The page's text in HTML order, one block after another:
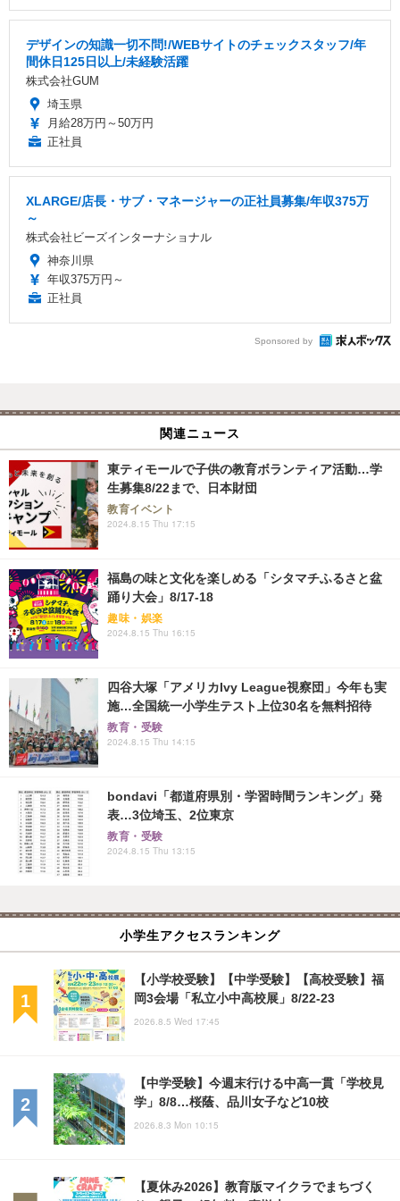
デザインの知識一切不問!/WEBサイトのチェックスタッフ/年
間休日125日以上/未経験活躍
株式会社GUM
埼玉県
月給28万円～50万円
正社員
XLARGE/店長・サブ・マネージャーの正社員募集/年収375万
～
株式会社ビーズインターナショナル
神奈川県
年収375万円～
正社員
Sponsored by
関連ニュース
東ティモールで子供の教育ボランティア活動…学
生募集8/22まで、日本財団
教育イベント
2024.8.15 Thu 17:15
福島の味と文化を楽しめる「シタマチふるさと盆
踊り大会」8/17‐18
趣味・娯楽
2024.8.15 Thu 16:15
四谷大塚「アメリカIvy League視察団」今年も実
施…全国統一小学生テスト上位30名を無料招待
教育・受験
2024.8.15 Thu 14:15
bondavi「都道府県別・学習時間ランキング」発
表…3位埼玉、2位東京
教育・受験
2024.8.15 Thu 13:15
小学生アクセスランキング
【小学校受験】【中学受験】【高校受験】福
岡3会場「私立小中高校展」8/22-23
2026.8.5 Wed 17:45
【中学受験】今週末行ける中高一貫「学校見
学」8/8…桜蔭、品川女子など10校
2026.8.3 Mon 10:15
【夏休み2026】教育版マイクラでまちづく